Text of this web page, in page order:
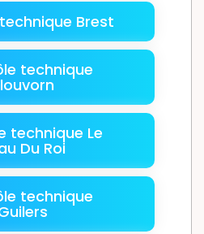
Brest
technique
technique Le
Du Roi
technique